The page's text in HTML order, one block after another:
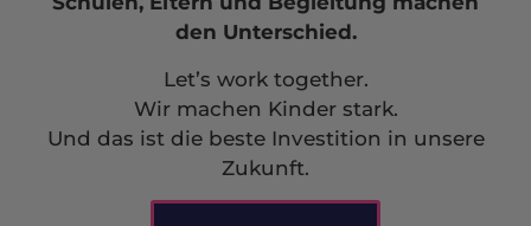
den Unterschied.
Let’s work together.
Wir machen Kinder stark.
Und das ist die beste Investition in unsere
Zukunft.